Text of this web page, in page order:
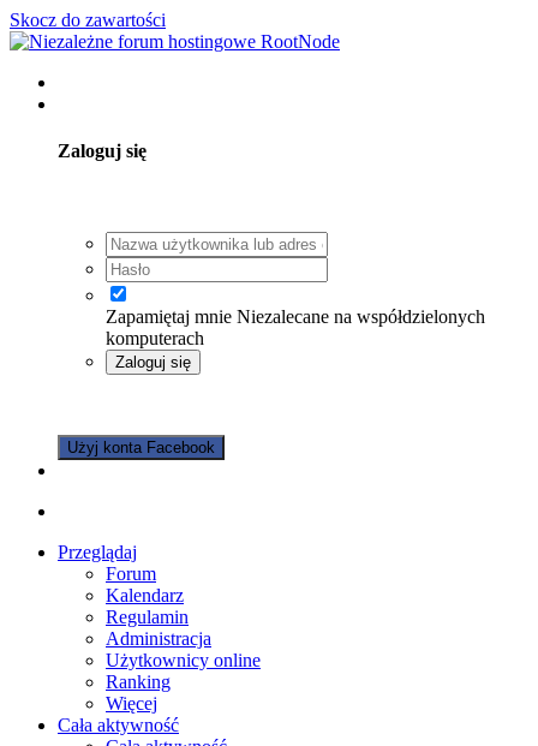
Skocz do zawartości
Zaloguj się
Zapamiętaj mnie Niezalecane na współdzielonych
komputerach
Zaloguj się
Użyj konta Facebook
Przeglądaj
Forum
Kalendarz
Regulamin
Administracja
Użytkownicy online
Ranking
Więcej
Cała aktywność